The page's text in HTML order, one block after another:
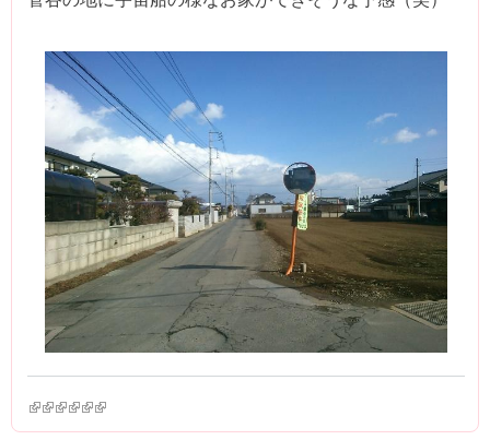
(link is external)
(link is external)
(link is external)
(link is external)
(link is external)
(link is external)